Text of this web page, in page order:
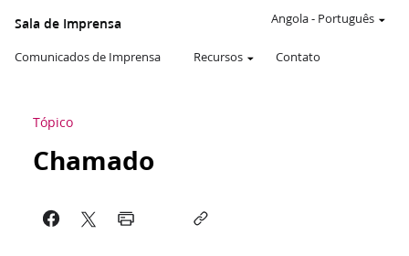
Sala de Imprensa
Comunicados de Imprensa Recursos Contato
Angola- Português
Tópico
Chamado